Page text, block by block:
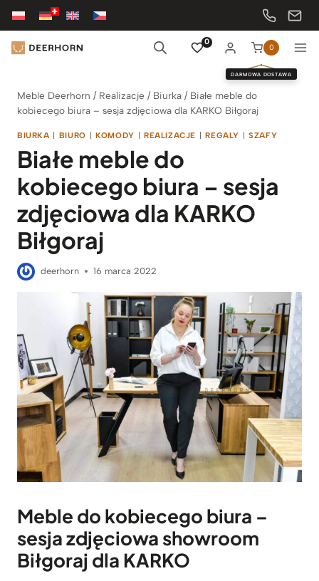
Przejdź
treści
0
0
DARMOWA DOSTAWA
Meble Deerhorn / Realizacje / Biurka / Białe meble do
kobiecego biura – sesja zdjęciowa dla KARKO Biłgoraj
BIURKA | BIURO | KOMODY | REALIZACJE | REGALY | SZAFY
Białe meble do
kobiecego biura – sesja
zdjęciowa dla KARKO
Biłgoraj
deerhorn 16 marca 2022
Meble do kobiecego biura –
sesja zdjęciowa showroom
Biłgoraj dla KARKO